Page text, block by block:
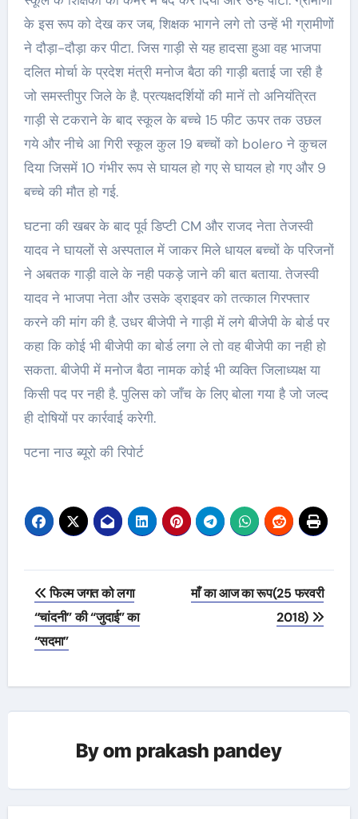
के इस रूप को देख कर जब, शिक्षक भागने लगे तो उन्हें भी ग्रामीणों
ने दौड़ा-दौड़ा कर पीटा. जिस गाड़ी से यह हादसा हुआ वह भाजपा
दलित मोर्चा के प्रदेश मंत्री मनोज बैठा की गाड़ी बताई जा रही है
जो समस्तीपुर जिले के है. प्रत्यक्षदर्शियों की मानें तो अनियंत्रित
गाड़ी से टकराने के बाद स्कूल के बच्चे 15 फीट ऊपर तक उछल
गये और नीचे आ गिरी स्कूल कुल 19 बच्चों को bolero ने कुचल
दिया जिसमें 10 गंभीर रूप से घायल हो गए से घायल हो गए और 9
बच्चे की मौत हो गई.
घटना की खबर के बाद पूर्व डिप्टी CM और राजद नेता तेजस्वी
यादव ने घायलों से अस्पताल में जाकर मिले धायल बच्चों के परिजनों
ने अबतक गाड़ी वाले के नही पकड़े जाने की बात बताया. तेजस्वी
यादव ने भाजपा नेता और उसके ड्राइवर को तत्काल गिरफ्तार
करने की मांग की है. उधर बीजेपी ने गाड़ी में लगे बीजेपी के बोर्ड पर
कहा कि कोई भी बीजेपी का बोर्ड लगा ले तो वह बीजेपी का नही हो
सकता. बीजेपी में मनोज बैठा नामक कोई भी व्यक्ति जिलाध्यक्ष या
किसी पद पर नही है. पुलिस को जाँच के लिए बोला गया है जो जल्द
ही दोषियों पर कार्रवाई करेगी.
पटना नाउ ब्यूरो की रिपोर्ट
Post
navigation
फिल्म जगत को लगा
“चांदनी” की “जुदाई” का
“सदमा”
माँ का आज का रूप(25 फरवरी
2018)
Byom prakash pandey